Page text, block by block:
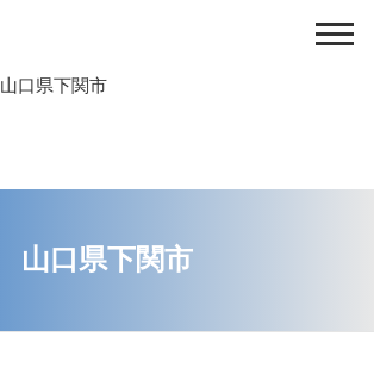
山口県下関市
山口県下関市